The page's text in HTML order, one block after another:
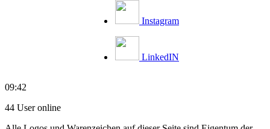
Instagram
LinkedIN
09:42
44 User online